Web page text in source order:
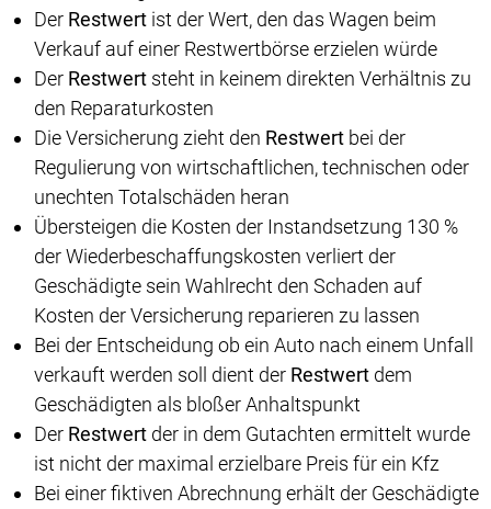
Der Restwert ist der Wert, den das Wagen beim
Verkauf auf einer Restwertbörse erzielen würde
Der Restwert steht in keinem direkten Verhältnis zu
den Reparaturkosten
Die Versicherung zieht den Restwert bei der
Regulierung von wirtschaftlichen, technischen oder
unechten Totalschäden heran
Übersteigen die Kosten der Instandsetzung 130 %
der Wiederbeschaffungskosten verliert der
Geschädigte sein Wahlrecht den Schaden auf
Kosten der Versicherung reparieren zu lassen
Bei der Entscheidung ob ein Auto nach einem Unfall
verkauft werden soll dient der Restwert dem
Geschädigten als bloßer Anhaltspunkt
Der Restwert der in dem Gutachten ermittelt wurde
ist nicht der maximal erzielbare Preis für ein Kfz
Bei einer fiktiven Abrechnung erhält der Geschädigte